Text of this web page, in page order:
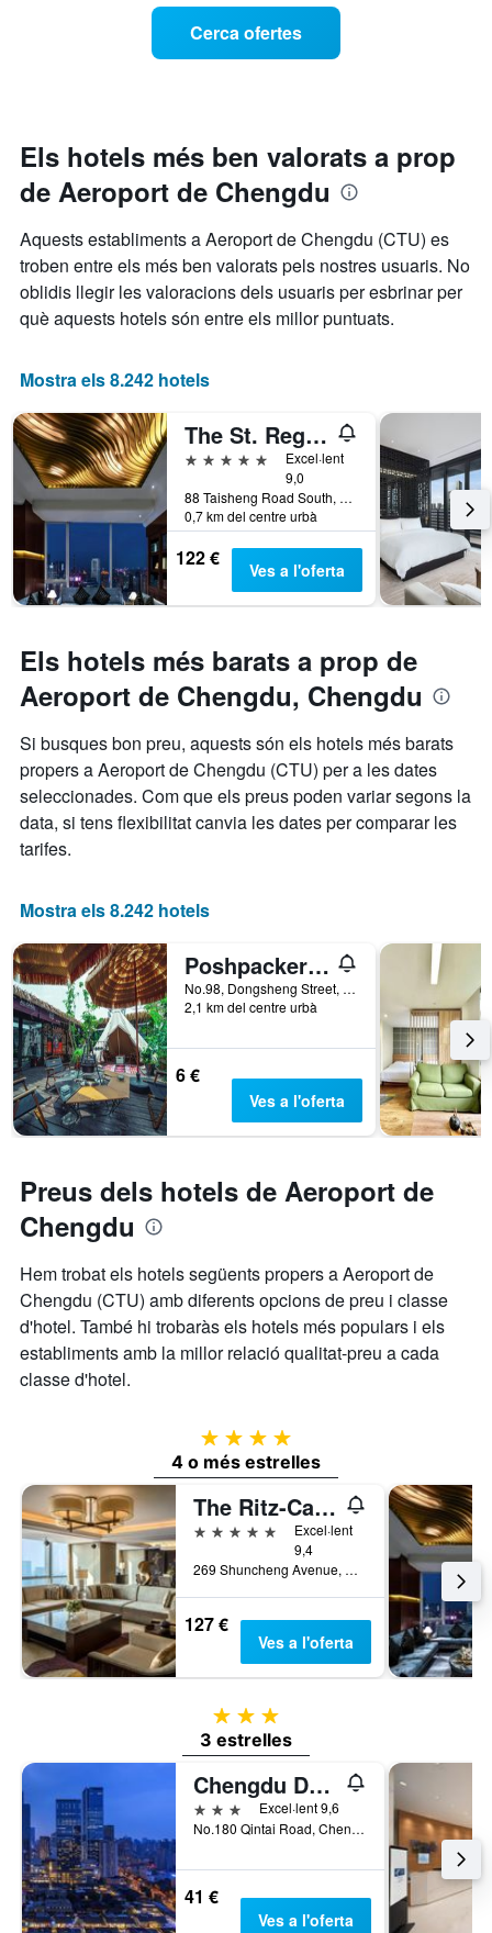
Y
mostra
preu
mitjà
d'una
habitació
s'acosta
la
data
de
El
gràfic
té
1
eix
que
el
nombre
de
dies
abans
de
El
gràfic
té
Y
mostra
preu
mitjà
d'una
Cerca ofertes
Els hotels més ben valorats a prop
de Aeroport de Chengdu
Aquests establiments a Aeroport de Chengdu (CTU) es
troben entre els més ben valorats pels nostres usuaris. No
oblidis llegir les valoracions dels usuaris per esbrinar per
què aquests hotels són entre els millor puntuats.
Mostra els 8.242 hotels
The St. Regis Chengdu
5 estrelles
Excel·lent
9,0
88 Taisheng Road South, Chengdu, Xina
0,7 km del centre urbà
122 € Ves a l'oferta
Els hotels més barats a prop de
Aeroport de Chengdu, Chengdu
Si busques bon preu, aquests són els hotels més barats
propers a Aeroport de Chengdu (CTU) per a les dates
seleccionades. Com que els preus poden variar segons la
data, si tens flexibilitat canvia les dates per comparar les
tarifes.
Mostra els 8.242 hotels
Poshpacker - Chengdu Flipflop Hostel
No.98, Dongsheng Street, Chengdu, Xina
2,1 km del centre urbà
6 €
Ves a l'oferta
Preus dels hotels de Aeroport de
Chengdu
Hem trobat els hotels següents propers a Aeroport de
Chengdu (CTU) amb diferents opcions de preu i classe
d'hotel. També hi trobaràs els hotels més populars i els
establiments amb la millor relació qualitat-preu a cada
classe d'hotel.
4 estrelles
4 o més estrelles
The Ritz-Carlton, Chengdu
5 estrelles
Excel·lent
9,4
269 Shuncheng Avenue, Qingyang District, Chengdu, Xina
127 €
Ves a l'oferta
3 estrelles
3 estrelles
Chengdu Dreams-Travel Wenjun Mansion Hotel
3 estrellesExcel·lent 9,6
No.180 Qintai Road, Chengdu, Xina
41 €
Ves a l'oferta